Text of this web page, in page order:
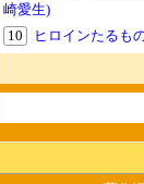
崎愛生)
10
ヒロインたるも